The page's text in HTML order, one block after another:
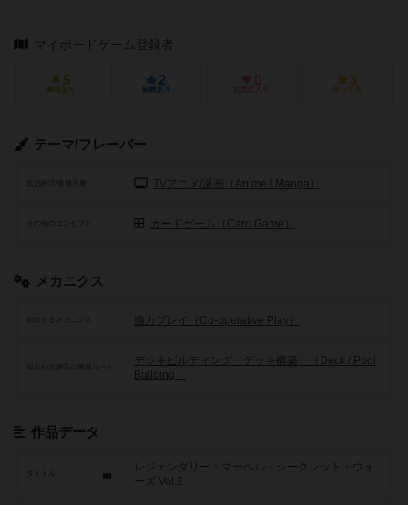
マイボードゲーム登録者
5
興味あり
2
経験あり
0
お気に入り
3
持ってる
テーマ/フレーバー
政治経済/各種産業 TVアニメ/漫画（Anime / Manga）
その他のコンセプト カードゲーム（Card Game）
メカニクス
頻出するメカニクス 協力プレイ（Co-operative Play）
デッキビルディング（デッキ構築）（Deck / Pool
Building）
作品データ
タイトル
レジェンダリー：マーベル・シークレット・ウォ
ーズ Vol.2